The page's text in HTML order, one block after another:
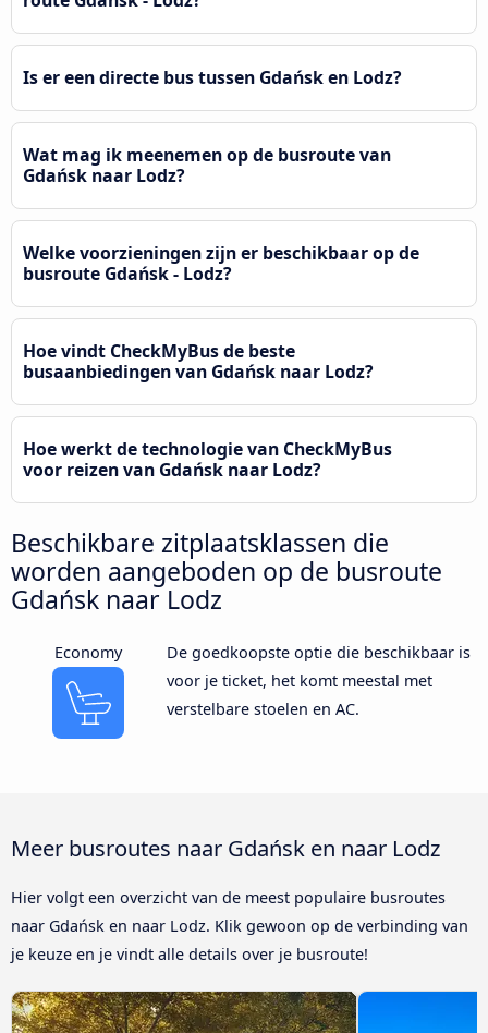
Is er een directe bus tussen Gdańsk en Lodz?
Wat mag ik meenemen op de busroute van
Gdańsk naar Lodz?
Welke voorzieningen zijn er beschikbaar op de
busroute Gdańsk - Lodz?
Hoe vindt CheckMyBus de beste
busaanbiedingen van Gdańsk naar Lodz?
Hoe werkt de technologie van CheckMyBus
voor reizen van Gdańsk naar Lodz?
Beschikbare zitplaatsklassen die
worden aangeboden op de busroute
Gdańsk naar Lodz
Economy
De goedkoopste optie die beschikbaar is
voor je ticket, het komt meestal met
verstelbare stoelen en AC.
Meer busroutes naar Gdańsk en naar Lodz
Hier volgt een overzicht van de meest populaire busroutes
naar Gdańsk en naar Lodz. Klik gewoon op de verbinding van
je keuze en je vindt alle details over je busroute!